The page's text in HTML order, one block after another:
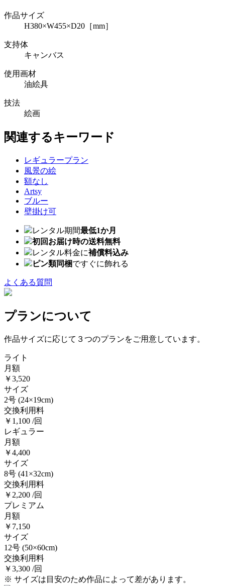
作品サイズ
H380×W455×D20［mm］
支持体
キャンバス
使用画材
油絵具
技法
絵画
関連するキーワード
レギュラープラン
風景の絵
額なし
Artsy
ブルー
壁掛け可
レンタル期間最低1か月
初回お届け時の送料無料
レンタル料金に補償料込み
ピン類同梱ですぐに飾れる
よくある質問
プランについて
作品サイズに応じて３つのプランをご用意しています。
ライト
月額
￥3,520
サイズ
2号 (24×19cm)
交換利用料
￥1,100 /回
レギュラー
月額
￥4,400
サイズ
8号 (41×32cm)
交換利用料
￥2,200 /回
プレミアム
月額
￥7,150
サイズ
12号 (50×60cm)
交換利用料
￥3,300 /回
※ サイズは目安のため作品によって差があります。